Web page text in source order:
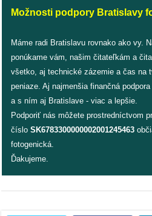
práca
odkazy
petície
z
médií
videá
vychádzky
/
Možnosti podpory Bratislavy
Máme radi Bratislavu rovnako ako vy.
ponúkame vám, našim čitateľkám a
všetko, aj technické zázemie a čas na
peniaze. Aj najmenšia finančná
a s ním aj Bratislave - viac a lepšie.
Podporiť nás môžete prostredníctvom
číslo SK6783300000002001245463
fotogenická.
Ďakujeme.